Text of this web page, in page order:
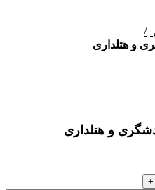
و هتلداری
و هتلداری